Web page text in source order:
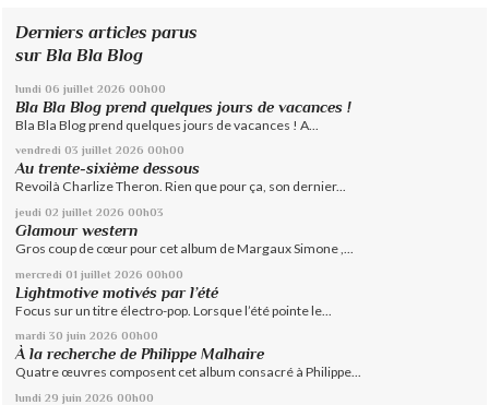
Derniers articles parus
sur Bla Bla Blog
lundi 06 juillet 2026 00h00
Bla Bla Blog prend quelques jours de vacances !
Bla Bla Blog prend quelques jours de vacances ! A...
vendredi 03 juillet 2026 00h00
Au trente-sixième dessous
Revoilà Charlize Theron. Rien que pour ça, son dernier...
jeudi 02 juillet 2026 00h03
Glamour western
Gros coup de cœur pour cet album de Margaux Simone ,...
mercredi 01 juillet 2026 00h00
Lightmotive motivés par l’été
Focus sur un titre électro-pop. Lorsque l’été pointe le...
mardi 30 juin 2026 00h00
À la recherche de Philippe Malhaire
Quatre œuvres composent cet album consacré à Philippe...
lundi 29 juin 2026 00h00